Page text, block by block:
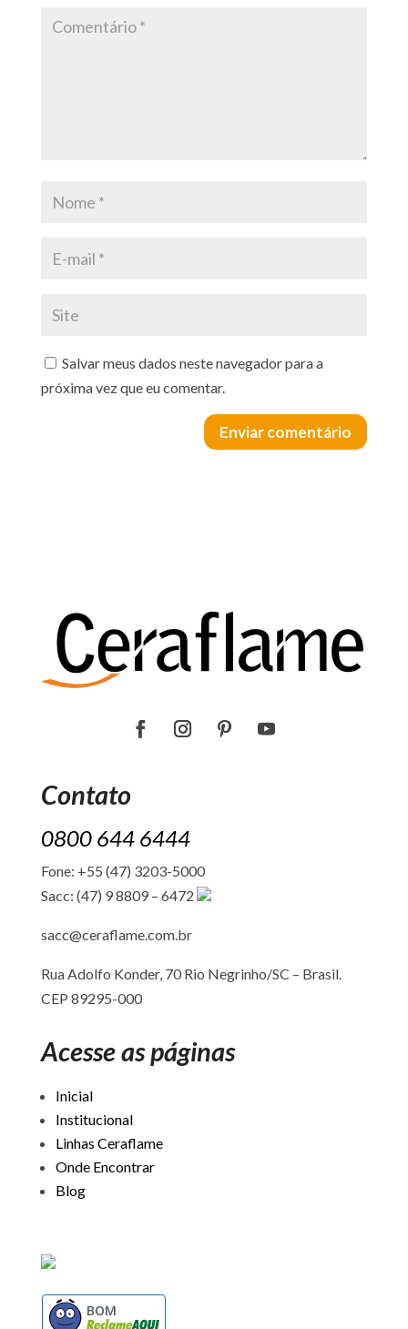
Salvar meus dados neste navegador para a
próxima vez que eu comentar.
Enviar comentário
Contato
0800 644 6444
Fone: +55 (47) 3203-5000
Sacc: (47) 9 8809 – 6472
sacc@ceraflame.com.br
Rua Adolfo Konder, 70 Rio Negrinho/SC – Brasil.
CEP 89295-000
Acesse as páginas
Inicial
Institucional
Linhas Ceraflame
Onde Encontrar
Blog
BOM